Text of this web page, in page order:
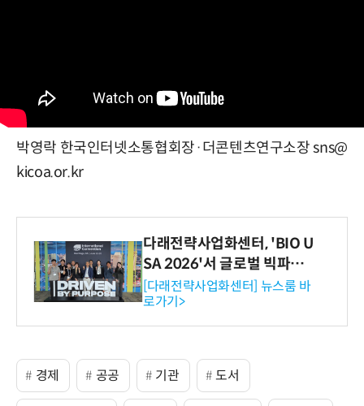
박영락 한국인터넷소통협회장·더콘텐츠연구소장 sns@
kicoa.or.kr
다래전략사업화센터, 'BIO U
SA 2026'서 글로벌 빅파마
와의 비즈니스 미팅 지원…K
-바이오 해외 진출 교두보 확
보
[다래전략사업화센터] 뉴스룸 바
로가기>
경제 공공 기관 도서